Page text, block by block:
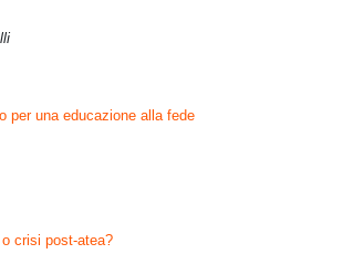
per una educazione alla fede
crisi post-atea?